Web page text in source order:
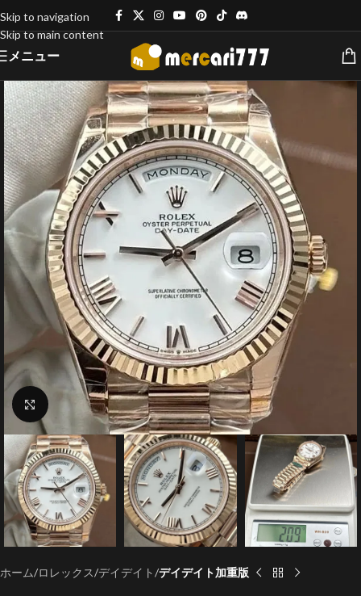
Skip to navigation
Skip to main content
メニュー
クリックで拡大
ホーム ロレックス デイデイト デイデイト加重版